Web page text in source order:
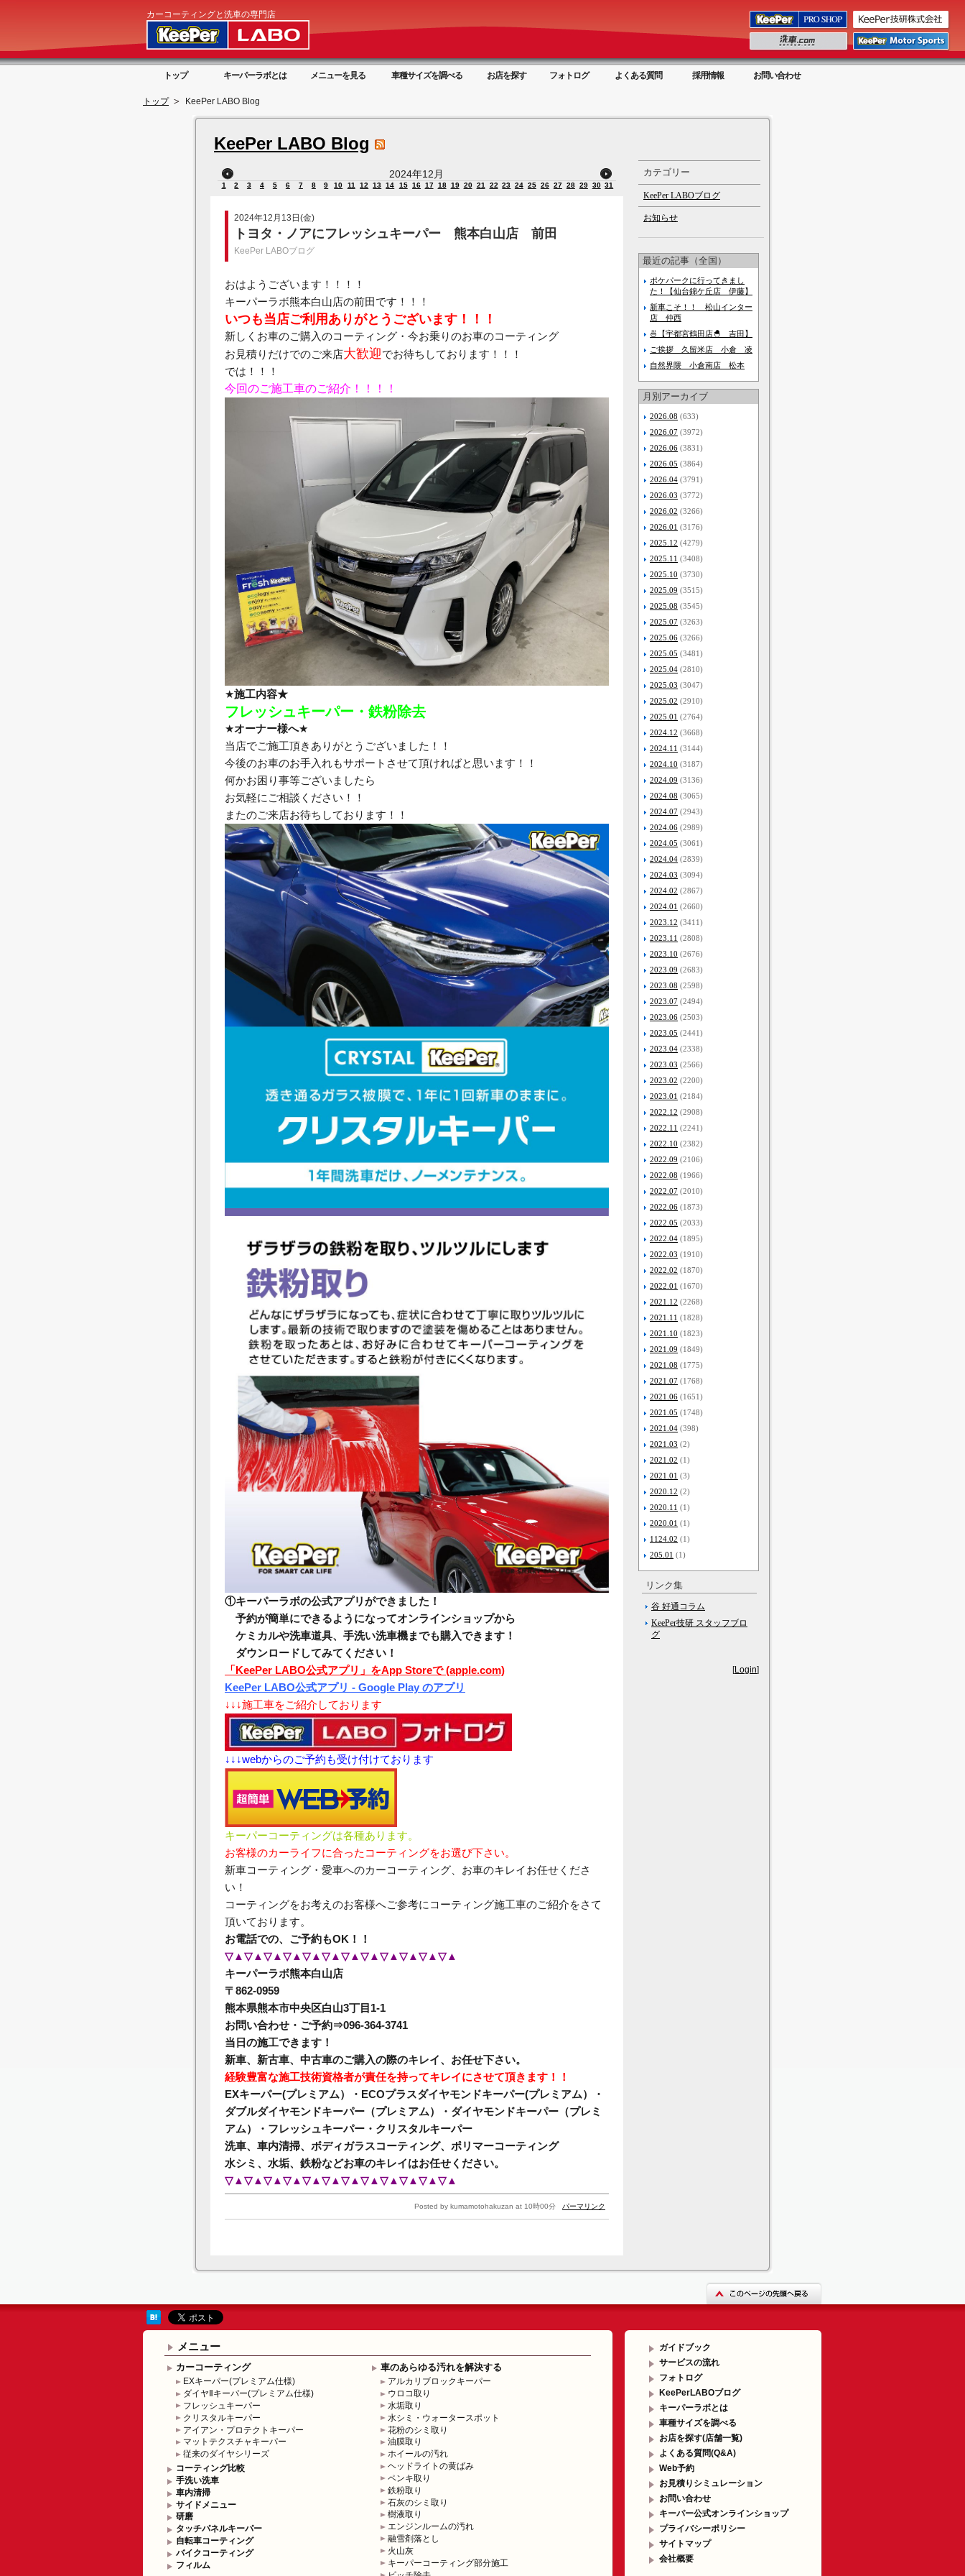
カーコーティングと洗車の専門店
トップ キーパーラボとは メニューを見る 車種サイズを調べる お店を探す フォトログ よくある質問 採用情報 お問い合わせ
トップ KeePer LABO Blog
KeePer LABO Blog
2024年12月
1 2 3 4 5 6 7 8 9 10 11 12 13 14 15 16 17 18 19 20 21 22 23 24 25 26 27 28 29 30 31
2024年12月13日(金)
トヨタ・ノアにフレッシュキーパー 熊本白山店 前田
KeePer LABOブログ
おはようございます！！！！
キーパーラボ熊本白山店の前田です！！！
いつも当店ご利用ありがとうございます！！！
新しくお車のご購入のコーティング・今お乗りのお車のコーティング
お見積りだけでのご来店大歓迎でお待ちしております！！！
では！！！
今回のご施工車のご紹介！！！！
★施工内容★
フレッシュキーパー・鉄粉除去
★オーナー様へ★
当店でご施工頂きありがとうございました！！
今後のお車のお手入れもサポートさせて頂ければと思います！！
何かお困り事等ございましたら
お気軽にご相談ください！！
またのご来店お待ちしております！！
①キーパーラボの公式アプリができました！
予約が簡単にできるようになってオンラインショップから
ケミカルや洗車道具、手洗い洗車機までも購入できます！
ダウンロードしてみてください！
「KeePer LABO公式アプリ」をApp Storeで (apple.com)
KeePer LABO公式アプリ - Google Play のアプリ
↓↓↓施工車をご紹介しております
↓↓↓webからのご予約も受け付けております
キーパーコーティングは各種あります。
お客様のカーライフに合ったコーティングをお選び下さい。
新車コーティング・愛車へのカーコーティング、お車のキレイお任せくださ
い！
コーティングをお考えのお客様へご参考にコーティング施工車のご紹介をさて
頂いております。
お電話での、ご予約もOK！！
▽▲▽▲▽▲▽▲▽▲▽▲▽▲▽▲▽▲▽▲▽▲▽▲
キーパーラボ熊本白山店
〒862-0959
熊本県熊本市中央区白山3丁目1-1
お問い合わせ・ご予約⇒096-364-3741
当日の施工できます！
新車、新古車、中古車のご購入の際のキレイ、お任せ下さい。
経験豊富な施工技術資格者が責任を持ってキレイにさせて頂きます！！
EXキーパー(プレミアム）・ECOプラスダイヤモンドキーパー(プレミアム）・
ダブルダイヤモンドキーパー（プレミアム）・ダイヤモンドキーパー（プレミ
アム）・フレッシュキーパー・クリスタルキーパー
洗車、車内清掃、ボディガラスコーティング、ポリマーコーティング
水シミ、水垢、鉄粉などお車のキレイはお任せください。
▽▲▽▲▽▲▽▲▽▲▽▲▽▲▽▲▽▲▽▲▽▲▽▲
Posted by kumamotohakuzan at 10時00分 パーマリンク
カテゴリー
KeePer LABOブログ
お知らせ
最近の記事（全国）
ポケパークに行ってきまし
た！【仙台錦ケ丘店 伊藤】
新車こそ！！ 松山インター
店 仲西
🍜【宇都宮鶴田店🐣 吉田】
ご挨拶 久留米店 小倉 凌
自然界隈 小倉南店 松本
月別アーカイブ
2026.08 (633)
2026.07 (3972)
2026.06 (3831)
2026.05 (3864)
2026.04 (3791)
2026.03 (3772)
2026.02 (3266)
2026.01 (3176)
2025.12 (4279)
2025.11 (3408)
2025.10 (3730)
2025.09 (3515)
2025.08 (3545)
2025.07 (3263)
2025.06 (3266)
2025.05 (3481)
2025.04 (2810)
2025.03 (3047)
2025.02 (2910)
2025.01 (2764)
2024.12 (3668)
2024.11 (3144)
2024.10 (3187)
2024.09 (3136)
2024.08 (3065)
2024.07 (2943)
2024.06 (2989)
2024.05 (3061)
2024.04 (2839)
2024.03 (3094)
2024.02 (2867)
2024.01 (2660)
2023.12 (3411)
2023.11 (2808)
2023.10 (2676)
2023.09 (2683)
2023.08 (2598)
2023.07 (2494)
2023.06 (2503)
2023.05 (2441)
2023.04 (2338)
2023.03 (2566)
2023.02 (2200)
2023.01 (2184)
2022.12 (2908)
2022.11 (2241)
2022.10 (2382)
2022.09 (2106)
2022.08 (1966)
2022.07 (2010)
2022.06 (1873)
2022.05 (2033)
2022.04 (1895)
2022.03 (1910)
2022.02 (1870)
2022.01 (1670)
2021.12 (2268)
2021.11 (1828)
2021.10 (1823)
2021.09 (1849)
2021.08 (1775)
2021.07 (1768)
2021.06 (1651)
2021.05 (1748)
2021.04 (398)
2021.03 (2)
2021.02 (1)
2021.01 (3)
2020.12 (2)
2020.11 (1)
2020.01 (1)
1124.02 (1)
205.01 (1)
リンク集
谷 好通コラム
KeePer技研 スタッフブロ
グ
[Login]
メニュー
カーコーティング
EXキーパー(プレミアム仕様)
ダイヤⅡキーパー(プレミアム仕様)
フレッシュキーパー
クリスタルキーパー
アイアン・プロテクトキーパー
マットテクスチャキーパー
従来のダイヤシリーズ
コーティング比較
手洗い洗車
車内清掃
サイドメニュー
研磨
タッチパネルキーパー
自転車コーティング
バイクコーティング
フィルム
車のあらゆる汚れを解決する
アルカリブロックキーパー
ウロコ取り
水垢取り
水シミ・ウォータースポット
花粉のシミ取り
油膜取り
ホイールの汚れ
ヘッドライトの黄ばみ
ペンキ取り
鉄粉取り
石灰のシミ取り
樹液取り
エンジンルームの汚れ
融雪剤落とし
火山灰
キーパーコーティング部分施工
ガイドブック
サービスの流れ
フォトログ
KeePerLABOブログ
キーパーラボとは
車種サイズを調べる
お店を探す(店舗一覧)
よくある質問(Q&A)
Web予約
お見積りシミュレーション
お問い合わせ
キーパー公式オンラインショップ
プライバシーポリシー
サイトマップ
会社概要